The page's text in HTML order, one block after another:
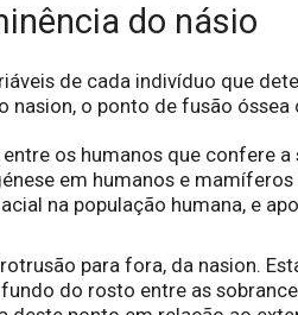
do násio
de cada indivíduo que
o ponto de fusão
os humanos que confere
em humanos e
na população humana, e
para fora, da nasion.
do rosto entre as